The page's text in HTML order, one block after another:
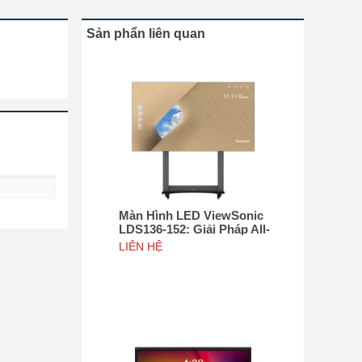
Sản phẩn liên quan
Màn Hình LED ViewSonic
LDS136-152: Giải Pháp All-
in-One Di Động Hàng Đầu
LIÊN HỆ